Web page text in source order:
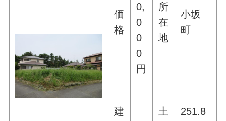
価
格
0,
0
0
0
円
所
在
地
小坂
町
建
土
251.8